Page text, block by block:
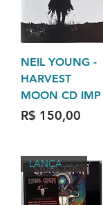
NEIL YOUNG -
HARVEST
MOON CD IMP
Preço
R$ 150,00
LANÇAMENTO 2026